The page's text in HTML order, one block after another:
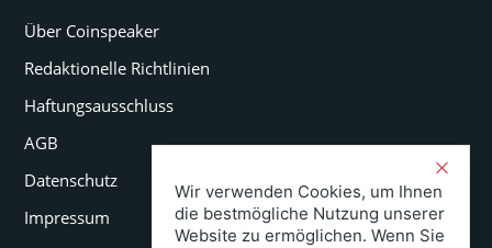
Über Coinspeaker
Redaktionelle Richtlinien
Haftungsausschluss
AGB
Datenschutz
Impressum
Wir verwenden Cookies, um Ihnen
die bestmögliche Nutzung unserer
Website zu ermöglichen. Wenn Sie